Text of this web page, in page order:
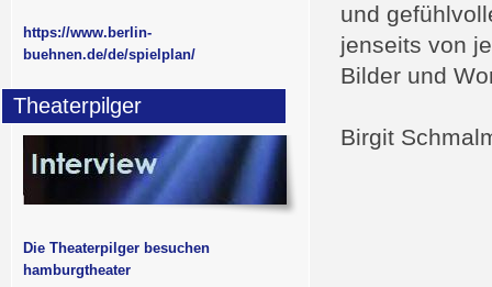
und
jenseits von
Bilder und
Birgit
https://www.berlin-
buehnen.de/de/spielplan/
Theaterpilger
Die Theaterpilger besuchen
hamburgtheater